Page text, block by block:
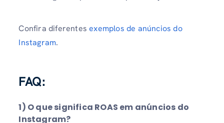
Confira diferentesexemplos de anúncios do
Instagram.
FAQ:
1) O que significa ROAS em anúncios do
Instagram?